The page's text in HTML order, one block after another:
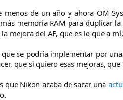
menos de un año y ahora OM
memoria RAM para duplicar
mejora del AF, que es lo que a
se podría implementar por
que si quiero esas mejoras,
que Nikon acaba de sacar una